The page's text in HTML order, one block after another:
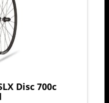
Disc 700c